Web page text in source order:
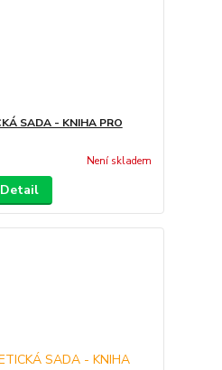
SADA - KNIHA PRO
Není skladem
Detail